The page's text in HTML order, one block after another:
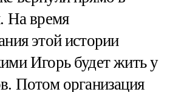
На время
этой истории
Игорь будет жить у
Потом организация